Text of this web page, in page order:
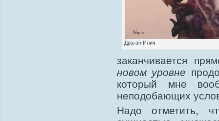
Драган Илич
заканчивается
новом уровне
который мне
неподобающих
Надо отметить,